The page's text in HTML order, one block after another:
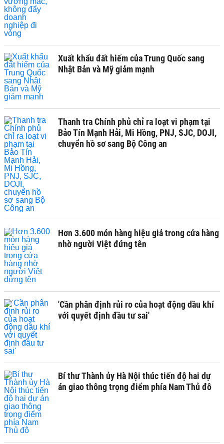
Xuất khẩu đất hiếm của Trung Quốc sang
Nhật Bản và Mỹ giảm mạnh
Thanh tra Chính phủ chỉ ra loạt vi phạm tại
Bảo Tín Mạnh Hải, Mi Hồng, PNJ, SJC, DOJI,
chuyển hồ sơ sang Bộ Công an
Hơn 3.600 món hàng hiệu giả trong cửa hàng
nhờ người Việt đứng tên
'Cần phân định rủi ro của hoạt động dầu khí
với quyết định đầu tư sai'
Bí thư Thành ủy Hà Nội thúc tiến độ hai dự
án giao thông trọng điểm phía Nam Thủ đô